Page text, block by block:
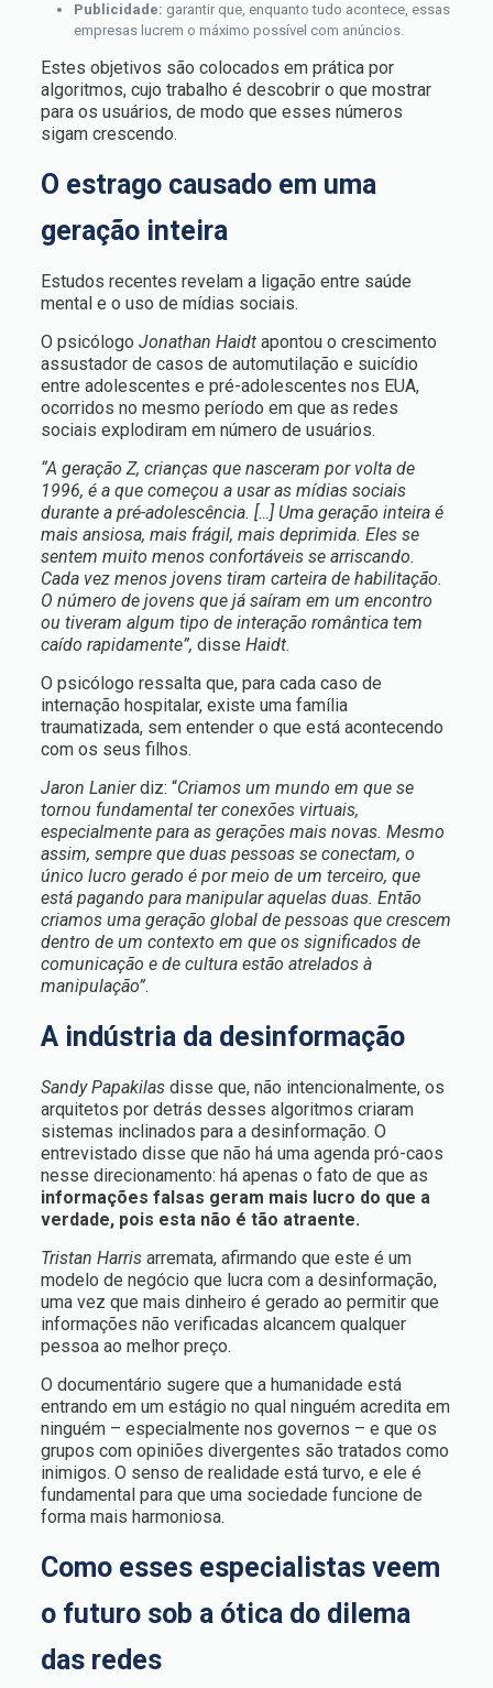
Publicidade: garantir que, enquanto tudo acontece, essas
empresas lucrem o máximo possível com anúncios.
Estes objetivos são colocados em prática por
algoritmos, cujo trabalho é descobrir o que mostrar
para os usuários, de modo que esses números
sigam crescendo.
O estrago causado em uma
geração inteira
Estudos recentes revelam a ligação entre saúde
mental e o uso de mídias sociais.
O psicólogo Jonathan Haidtapontou o crescimento
assustador de casos de automutilação e suicídio
entre adolescentes e pré-adolescentes nos EUA,
ocorridos no mesmo período em que as redes
sociais explodiram em número de usuários.
“A geração Z, crianças que nasceram por volta de
1996, é a que começou a usar as mídias sociais
durante a pré-adolescência. […] Uma geração inteira é
mais ansiosa, mais frágil, mais deprimida. Eles se
sentem muito menos confortáveis se arriscando.
Cada vez menos jovens tiram carteira de habilitação.
O número de jovens que já saíram em um encontro
ou tiveram algum tipo de interação romântica tem
caído rapidamente”, disse Haidt.
O psicólogo ressalta que, para cada caso de
internação hospitalar, existe uma família
traumatizada, sem entender o que está acontecendo
com os seus filhos.
Jaron Lanierdiz: “Criamos um mundo em que se
tornou fundamental ter conexões virtuais,
especialmente para as gerações mais novas. Mesmo
assim, sempre que duas pessoas se conectam, o
único lucro gerado é por meio de um terceiro, que
está pagando para manipular aquelas duas. Então
criamos uma geração global de pessoas que crescem
dentro de um contexto em que os significados de
comunicação e de cultura estão atrelados à
manipulação”.
A indústria da desinformação
Sandy Papakilas disse que, não intencionalmente, os
arquitetos por detrás desses algoritmos criaram
sistemas inclinados para a desinformação. O
entrevistado disse que não há uma agenda pró-caos
nesse direcionamento: há apenas o fato de que as
informações falsas geram mais lucro do que a
verdade, pois esta não é tão atraente.
Tristan Harris arremata, afirmando que este é um
modelo de negócio que lucra com a desinformação,
uma vez que mais dinheiro é gerado ao permitir que
informações não verificadas alcancem qualquer
pessoa ao melhor preço.
O documentário sugere que a humanidade está
entrando em um estágio no qual ninguém acredita em
ninguém – especialmente nos governos – e que os
grupos com opiniões divergentes são tratados como
inimigos. O senso de realidade está turvo, e ele é
fundamental para que uma sociedade funcione de
forma mais harmoniosa.
Como esses especialistas veem
o futuro sob a ótica do dilema
das redes